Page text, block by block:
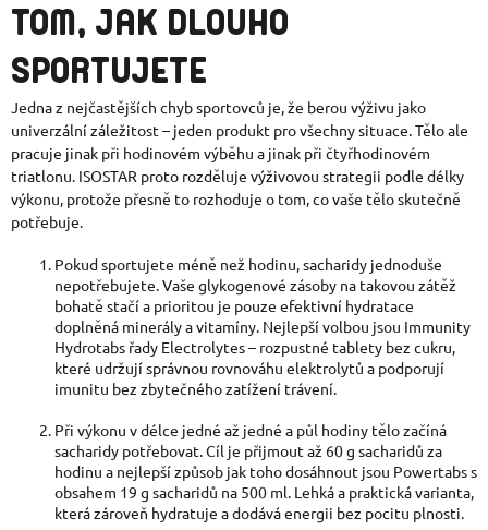
TOM, JAK DLOUHO
SPORTUJETE
Jedna z nejčastějších chyb sportovců je, že berou výživu jako
univerzální záležitost – jeden produkt pro všechny situace. Tělo ale
pracuje jinak při hodinovém výběhu a jinak při čtyřhodinovém
triatlonu. ISOSTAR proto rozděluje výživovou strategii podle délky
výkonu, protože přesně to rozhoduje o tom, co vaše tělo skutečně
potřebuje.
Pokud sportujete méně než hodinu, sacharidy jednoduše
nepotřebujete. Vaše glykogenové zásoby na takovou zátěž
bohatě stačí a prioritou je pouze efektivní hydratace
doplněná minerály a vitamíny. Nejlepší volbou jsou Immunity
Hydrotabs řady Electrolytes – rozpustné tablety bez cukru,
které udržují správnou rovnováhu elektrolytů a podporují
imunitu bez zbytečného zatížení trávení.
Při výkonu v délce jedné až jedné a půl hodiny tělo začíná
sacharidy potřebovat. Cíl je přijmout až 60 g sacharidů za
hodinu a nejlepší způsob jak toho dosáhnout jsou Powertabs s
obsahem 19 g sacharidů na 500 ml. Lehká a praktická varianta,
která zároveň hydratuje a dodává energii bez pocitu plnosti.